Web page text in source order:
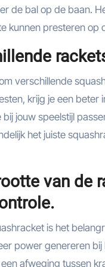
de bal op de baan.
kunnen presteren op
verschillende
krijg je een beter
jouw speelstijl
het juiste
van de
is het
power genereren
afweging tussen